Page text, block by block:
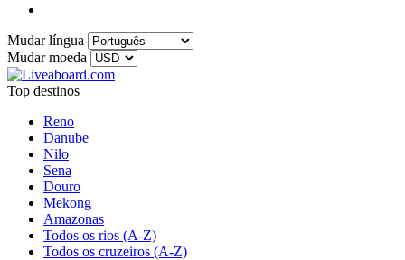
Mudar língua
Mudar moeda
Top destinos
Reno
Danube
Nilo
Sena
Douro
Mekong
Amazonas
Todos os rios (A-Z)
Todos os cruzeiros (A-Z)